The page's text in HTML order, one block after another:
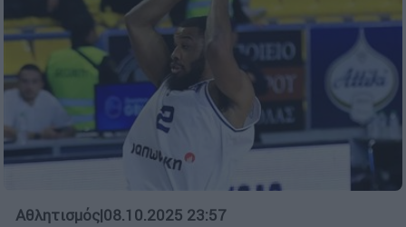
Αθλητισμός|08.10.2025 23:57